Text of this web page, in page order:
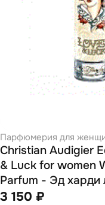
Парфюмерия для
Christian Audigier
& Luck for women
Parfum - Эд харди
удача для женщин
3 150 ₽